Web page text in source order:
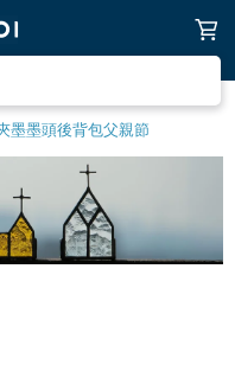
墨墨頭後背包父親節